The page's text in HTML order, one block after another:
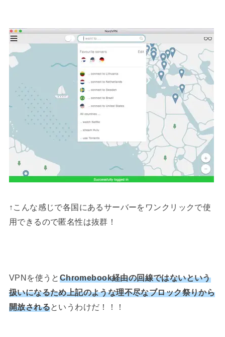
↑こんな感じで各国にあるサーバーをワンクリックで使
用できるので匿名性は抜群！
VPNを使うと Chromebook経由の回線ではないという
扱いになるため上記のような理不尽なブロック祭りから
開放されるというわけだ！！！